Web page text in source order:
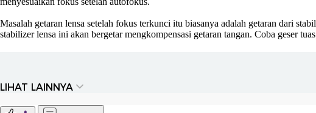
Masalah getaran lensa setelah fokus terkunci itu biasanya adalah getaran dari
stabilizer lensa ini akan bergetar mengkompensasi getaran tangan. Coba geser
LIHAT LAINNYA